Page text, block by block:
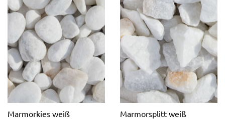
Marmorkies weiß Marmorsplitt weiß